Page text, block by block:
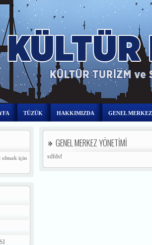
TÜZÜK HAKKIMIZDA GENEL
olmak için
GENEL MERKEZ YÖNETİMİ
sdfdsf